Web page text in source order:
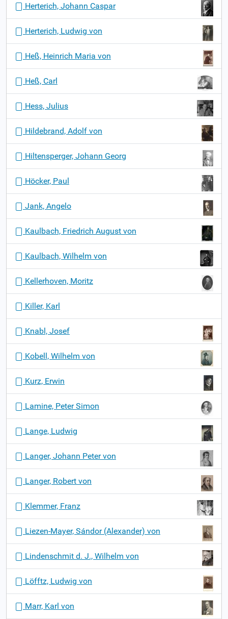
Herterich, Johann Caspar
Herterich, Ludwig von
Heß, Heinrich Maria von
Heß, Carl
Hess, Julius
Hildebrand, Adolf von
Hiltensperger, Johann Georg
Höcker, Paul
Jank, Angelo
Kaulbach, Friedrich August von
Kaulbach, Wilhelm von
Kellerhoven, Moritz
Killer, Karl
Knabl, Josef
Kobell, Wilhelm von
Kurz, Erwin
Lamine, Peter Simon
Lange, Ludwig
Langer, Johann Peter von
Langer, Robert von
Klemmer, Franz
Liezen-Mayer, Sándor (Alexander) von
Lindenschmit d. J., Wilhelm von
Löfftz, Ludwig von
Marr, Karl von